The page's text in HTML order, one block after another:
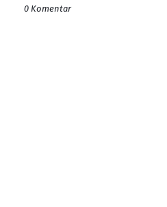
0 Komentar